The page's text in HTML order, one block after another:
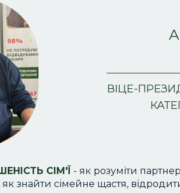
ВІЦЕ-
СІМ'Ї - як розуміти
знайти сімейне щастя,